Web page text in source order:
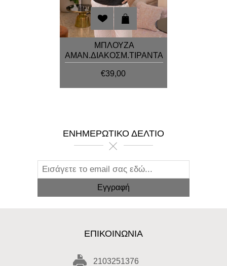
ΜΠΛΟΥΖΑ
ΑΜΑΝ.ΔΙΑΚΟΣΜ.ΤΙΡΑΝΤΑ
€39,00
ΕΝΗΜΕΡΩΤΙΚΌ ΔΕΛΤΊΟ
ΕΠΙΚΟΙΝΩΝΊΑ
2103251376